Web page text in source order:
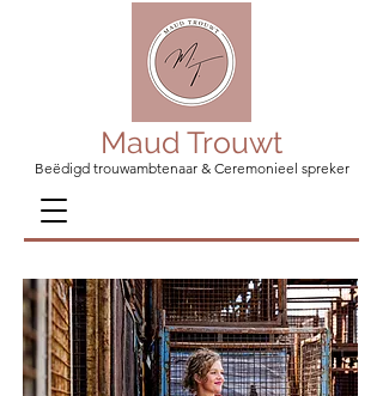
Maud Trouwt
Beëdigd trouwambtenaar & Ceremonieel spreker